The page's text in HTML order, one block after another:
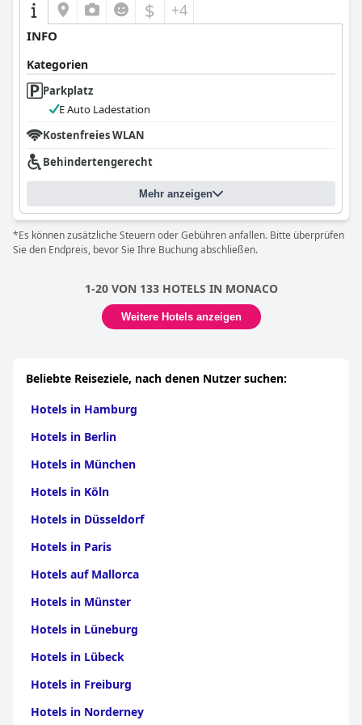
$ +4
INFO
Kategorien
Parkplatz
E Auto Ladestation
Kostenfreies WLAN
Behindertengerecht
Mehr anzeigen
*Es können zusätzliche Steuern oder Gebühren anfallen. Bitte überprüfen
Sie den Endpreis, bevor Sie Ihre Buchung abschließen.
1-20 VON 133 HOTELS IN MONACO
Weitere Hotels anzeigen
Beliebte Reiseziele, nach denen Nutzer suchen:
Hotels in Hamburg
Hotels in Berlin
Hotels in München
Hotels in Köln
Hotels in Düsseldorf
Hotels in Paris
Hotels auf Mallorca
Hotels in Münster
Hotels in Lüneburg
Hotels in Lübeck
Hotels in Freiburg
Hotels in Norderney